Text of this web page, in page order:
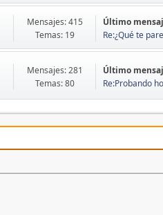
Mensajes: 415
Temas: 19
Último
Re:¿Qué te
Mensajes: 281
Temas: 80
Último
Re:Probando